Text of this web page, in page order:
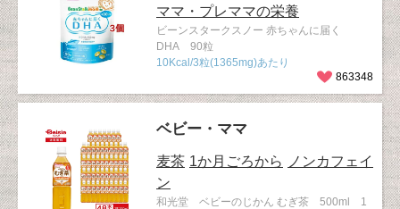
ママ・プレママの栄養
ビーンスタークスノー 赤ちゃんに届く
DHA 90粒
10Kcal/3粒(1365mg)あたり
863348
ベビー・ママ
麦茶 1か月ごろから
ノンカフェイ
ン
和光堂 ベビーのじかん むぎ茶 500ml 1